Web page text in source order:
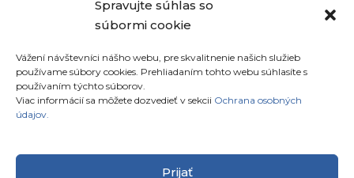
Spravujte súhlas so
súbormi cookie
Vážení návštevníci nášho webu, pre skvalitnenie našich služieb
používame súbory cookies. Prehliadaním tohto webu súhlasíte s
používaním týchto súborov.
Viac informácií sa môžete dozvedieť v sekcii Ochrana osobných
údajov.
Prijať
Telefón: +421911072878
Mobil: +421908072878
Sídlo: Štiavnička 211/49
97681 Podbrezová